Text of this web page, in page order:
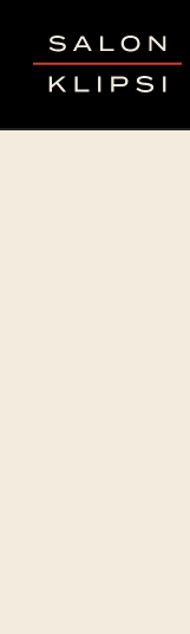
Salon Klipsi